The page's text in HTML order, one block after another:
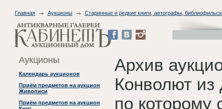
Главная Аукционы Старинные и редкие книги, автографы,
Аукционы
Календарь аукционов
Приём предметов на аукцион
Живописи
Приём предметов на аукцион
Архив
Конволют из
по которому